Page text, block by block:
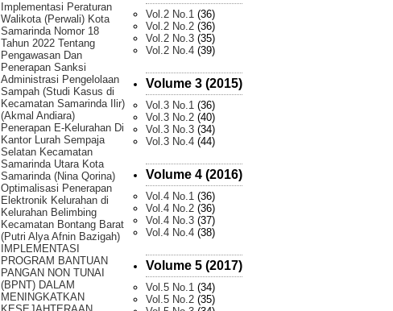
Implementasi Peraturan
Walikota (Perwali) Kota
Samarinda Nomor 18
Tahun 2022 Tentang
Pengawasan Dan
Penerapan Sanksi
Administrasi Pengelolaan
Sampah (Studi Kasus di
Kecamatan Samarinda Ilir)
(Akmal Andiara)
Penerapan E-Kelurahan Di
Kantor Lurah Sempaja
Selatan Kecamatan
Samarinda Utara Kota
Samarinda (Nina Qorina)
Optimalisasi Penerapan
Elektronik Kelurahan di
Kelurahan Belimbing
Kecamatan Bontang Barat
(Putri Alya Afnin Bazigah)
IMPLEMENTASI
PROGRAM BANTUAN
PANGAN NON TUNAI
(BPNT) DALAM
MENINGKATKAN
Vol.2 No.1 (36)
Vol.2 No.2 (36)
Vol.2 No.3 (35)
Vol.2 No.4 (39)
Volume 3 (2015)
Vol.3 No.1 (36)
Vol.3 No.2 (40)
Vol.3 No.3 (34)
Vol.3 No.4 (44)
Volume 4 (2016)
Vol.4 No.1 (36)
Vol.4 No.2 (36)
Vol.4 No.3 (37)
Vol.4 No.4 (38)
Volume 5 (2017)
Vol.5 No.1 (34)
Vol.5 No.2 (35)